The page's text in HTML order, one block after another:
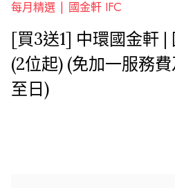
每月精選 | 國金軒 IFC
[買3送1] 中環國金軒 |
(2位起) (免加一服務
至日)